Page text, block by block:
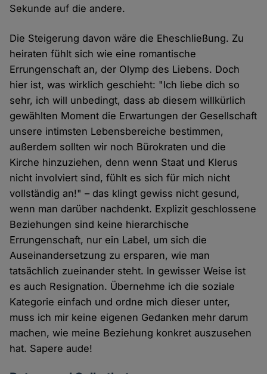
Sekunde auf die andere.
Die Steigerung davon wäre die Eheschließung. Zu
heiraten fühlt sich wie eine romantische
Errungenschaft an, der Olymp des Liebens. Doch
hier ist, was wirklich geschieht: "Ich liebe dich so
sehr, ich will unbedingt, dass ab diesem willkürlich
gewählten Moment die Erwartungen der Gesellschaft
unsere intimsten Lebensbereiche bestimmen,
außerdem sollten wir noch Bürokraten und die
Kirche hinzuziehen, denn wenn Staat und Klerus
nicht involviert sind, fühlt es sich für mich nicht
vollständig an!" – das klingt gewiss nicht gesund,
wenn man darüber nachdenkt. Explizit geschlossene
Beziehungen sind keine hierarchische
Errungenschaft, nur ein Label, um sich die
Auseinandersetzung zu ersparen, wie man
tatsächlich zueinander steht. In gewisser Weise ist
es auch Resignation. Übernehme ich die soziale
Kategorie einfach und ordne mich dieser unter,
muss ich mir keine eigenen Gedanken mehr darum
machen, wie meine Beziehung konkret auszusehen
hat. Sapere aude!